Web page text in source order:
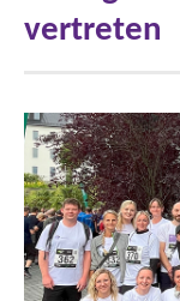
vertreten